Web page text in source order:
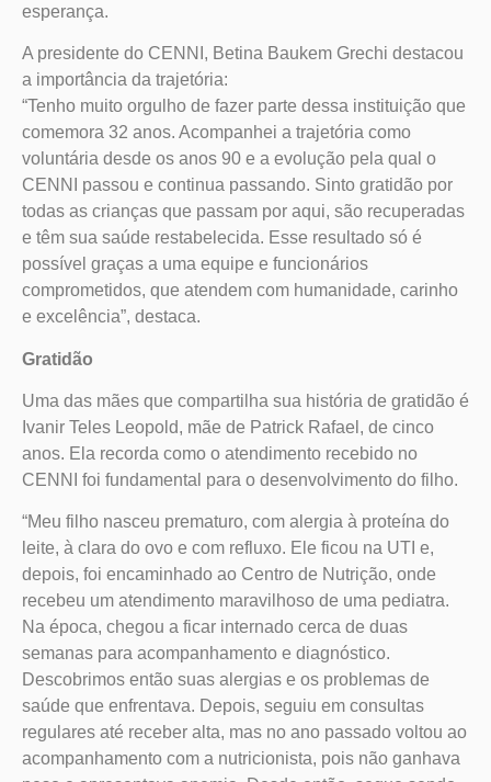
esperança.
A presidente do CENNI, Betina Baukem Grechi destacou
a importância da trajetória:
“Tenho muito orgulho de fazer parte dessa instituição que
comemora 32 anos. Acompanhei a trajetória como
voluntária desde os anos 90 e a evolução pela qual o
CENNI passou e continua passando. Sinto gratidão por
todas as crianças que passam por aqui, são recuperadas
e têm sua saúde restabelecida. Esse resultado só é
possível graças a uma equipe e funcionários
comprometidos, que atendem com humanidade, carinho
e excelência”, destaca.
Gratidão
Uma das mães que compartilha sua história de gratidão é
Ivanir Teles Leopold, mãe de Patrick Rafael, de cinco
anos. Ela recorda como o atendimento recebido no
CENNI foi fundamental para o desenvolvimento do filho.
“Meu filho nasceu prematuro, com alergia à proteína do
leite, à clara do ovo e com refluxo. Ele ficou na UTI e,
depois, foi encaminhado ao Centro de Nutrição, onde
recebeu um atendimento maravilhoso de uma pediatra.
Na época, chegou a ficar internado cerca de duas
semanas para acompanhamento e diagnóstico.
Descobrimos então suas alergias e os problemas de
saúde que enfrentava. Depois, seguiu em consultas
regulares até receber alta, mas no ano passado voltou ao
acompanhamento com a nutricionista, pois não ganhava